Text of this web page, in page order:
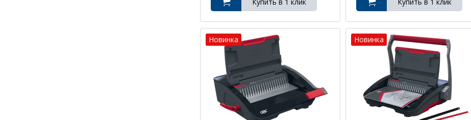
Новинка Новинка